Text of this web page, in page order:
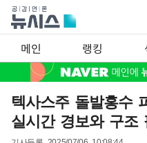
메인 랭킹
텍사스주 돌발홍수
실시간 경보와 구조